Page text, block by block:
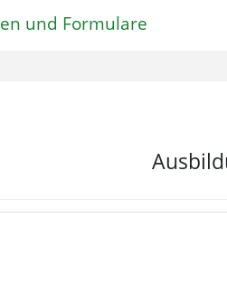
und Formulare